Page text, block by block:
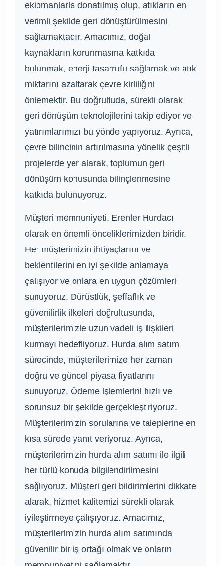
ekipmanlarla donatılmış olup, atıkların en
verimli şekilde geri dönüştürülmesini
sağlamaktadır. Amacımız, doğal
kaynakların korunmasına katkıda
bulunmak, enerji tasarrufu sağlamak ve atık
miktarını azaltarak çevre kirliliğini
önlemektir. Bu doğrultuda, sürekli olarak
geri dönüşüm teknolojilerini takip ediyor ve
yatırımlarımızı bu yönde yapıyoruz. Ayrıca,
çevre bilincinin artırılmasına yönelik çeşitli
projelerde yer alarak, toplumun geri
dönüşüm konusunda bilinçlenmesine
katkıda bulunuyoruz.
Müşteri memnuniyeti, Erenler Hurdacı
olarak en önemli önceliklerimizden biridir.
Her müşterimizin ihtiyaçlarını ve
beklentilerini en iyi şekilde anlamaya
çalışıyor ve onlara en uygun çözümleri
sunuyoruz. Dürüstlük, şeffaflık ve
güvenilirlik ilkeleri doğrultusunda,
müşterilerimizle uzun vadeli iş ilişkileri
kurmayı hedefliyoruz. Hurda alım satım
sürecinde, müşterilerimize her zaman
doğru ve güncel piyasa fiyatlarını
sunuyoruz. Ödeme işlemlerini hızlı ve
sorunsuz bir şekilde gerçekleştiriyoruz.
Müşterilerimizin sorularına ve taleplerine en
kısa sürede yanıt veriyoruz. Ayrıca,
müşterilerimizin hurda alım satımı ile ilgili
her türlü konuda bilgilendirilmesini
sağlıyoruz. Müşteri geri bildirimlerini dikkate
alarak, hizmet kalitemizi sürekli olarak
iyileştirmeye çalışıyoruz. Amacımız,
müşterilerimizin hurda alım satımında
güvenilir bir iş ortağı olmak ve onların